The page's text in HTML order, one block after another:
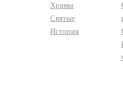
Храмы
Святые
История